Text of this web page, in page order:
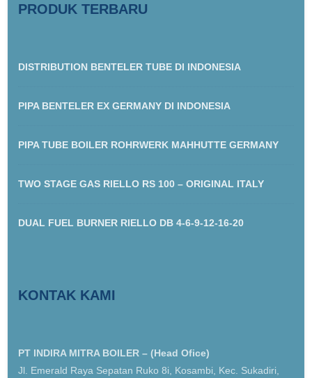
PRODUK TERBARU
DISTRIBUTION BENTELER TUBE DI INDONESIA
PIPA BENTELER EX GERMANY DI INDONESIA
PIPA TUBE BOILER ROHRWERK MAHHUTTE GERMANY
TWO STAGE GAS RIELLO RS 100 – ORIGINAL ITALY
DUAL FUEL BURNER RIELLO DB 4-6-9-12-16-20
KONTAK KAMI
PT INDIRA MITRA BOILER – (Head Ofice)
Jl. Emerald Raya Sepatan Ruko 8i, Kosambi, Kec. Sukadiri,